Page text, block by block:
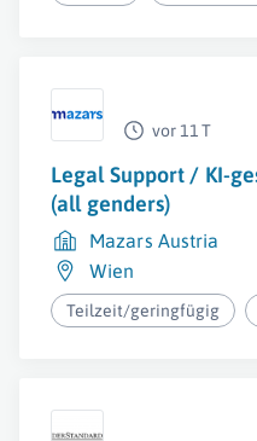
vor 11 T
Legal Support / KI-
(all genders)
Mazars Austria
Wien
Teilzeit/geringfügig